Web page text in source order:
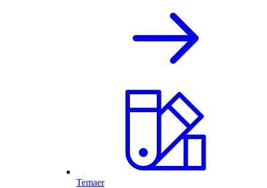
Temaer